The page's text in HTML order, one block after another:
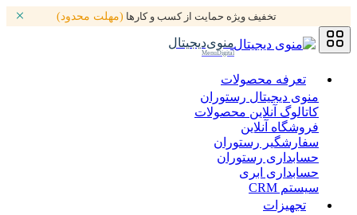
تخفیف ویژه حمایت از کسب و کارها (مهلت محدود)
منوی‌دیجیتال
MenuDigital
تعرفه محصولات
منوی دیجیتال رستوران
کاتالوگ آنلاین محصولات
فروشگاه آنلاین
سفارشگیر رستوران
حسابداری رستوران
حسابداری ابری
سیستم CRM
تجهیزات